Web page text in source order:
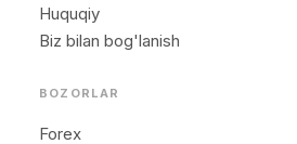
Huquqiy
Biz bilan bog'lanish
BOZORLAR
Forex